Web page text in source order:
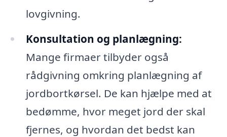
lovgivning.
Konsultation og planlægning:
Mange firmaer tilbyder også
rådgivning omkring planlægning af
jordbortkørsel. De kan hjælpe med at
bedømme, hvor meget jord der skal
fjernes, og hvordan det bedst kan